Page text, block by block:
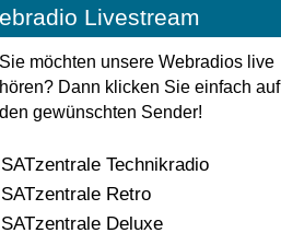
Livestream
Sie möchten unsere Webradios live
hören? Dann klicken Sie einfach auf
den gewünschten Sender!
SATzentrale Technikradio
SATzentrale Retro
SATzentrale Deluxe